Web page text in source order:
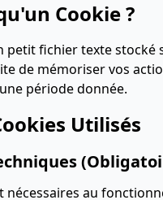
Cookie ?
petit fichier texte
de mémoriser vos
période donnée.
Utilisés
nécessaires au